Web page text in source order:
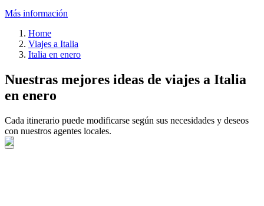
Más información
Home
Viajes a Italia
Italia en enero
Nuestras mejores ideas de viajes a Italia
en enero
Cada itinerario puede modificarse según sus necesidades y deseos
con nuestros agentes locales.